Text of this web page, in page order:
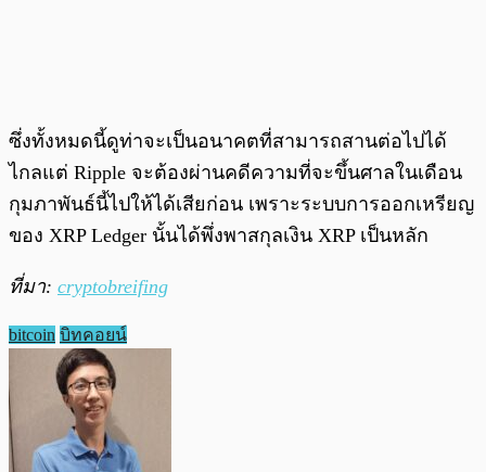
ซึ่งทั้งหมดนี้ดูท่าจะเป็นอนาคตที่สามารถสานต่อไปได้
ไกลแต่ Ripple จะต้องผ่านคดีความที่จะขึ้นศาลในเดือน
กุมภาพันธ์นี้ไปให้ได้เสียก่อน เพราะระบบการออกเหรียญ
ของ XRP Ledger นั้นได้พึ่งพาสกุลเงิน XRP เป็นหลัก
ที่มา: cryptobreifing
bitcoin บิทคอยน์